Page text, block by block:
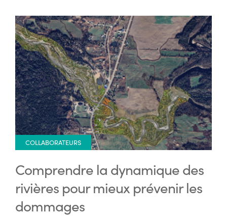
COLLABORATEURS
Comprendre la dynamique des
rivières pour mieux prévenir les
dommages